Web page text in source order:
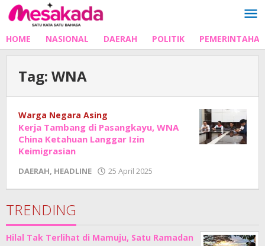
Lewati
ke
HOME NASIONAL DAERAH POLITIK
Tag: WNA
Warga Negara Asing
Kerja Tambang di Pasangkayu, WNA
China Ketahuan Langgar Izin
Keimigrasian
DAERAH, HEADLINE 25 April 2025
Junaedi
TRENDING
Hilal Tak Terlihat di Mamuju, Satu Ramadan